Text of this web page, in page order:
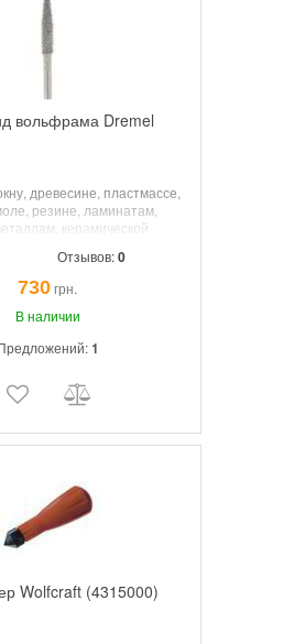
вольфрама Dremel
древесине, пластмассе,
резине, ламинатам,
керамической
Отзывов:0
730грн.
В наличии
1
Wolfcraft (4315000)